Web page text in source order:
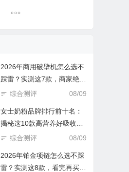
2026年商用破壁机怎么选不
踩雷？实测这7款，商家绝不
会告诉你的避坑指南！ 08/09
综合测评
女士奶粉品牌排行前十名：
揭秘这10款高营养好吸收的
优选款！
08/09
综合测评
2026年铂金项链怎么选不踩
雷？实测这8款，看完再买立